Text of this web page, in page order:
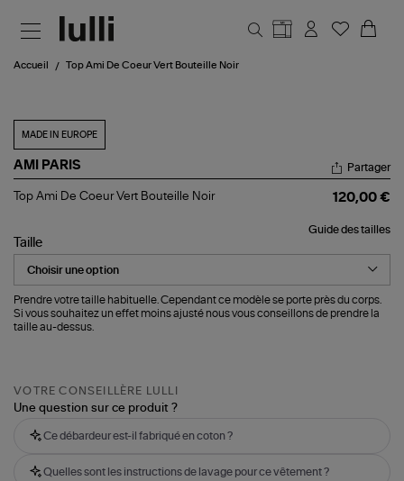
Accueil Top Ami De Coeur Vert Bouteille Noir
MADE IN EUROPE
AMI PARIS
Top
Coeur
Vert
Bouteille
Partager
Top Ami De Coeur Vert Bouteille Noir 120,00 €
Guide des tailles
Taille
Prendre votre taille habituelle. Cependant ce modèle se porte près du corps.
Si vous souhaitez un effet moins ajusté nous vous conseillons de prendre la
taille au-dessus.
VOTRE CONSEILLÈRE LULLI
Une question sur ce produit ?
Ce débardeur est-il fabriqué en coton ?
Quelles sont les instructions de lavage pour ce vêtement ?